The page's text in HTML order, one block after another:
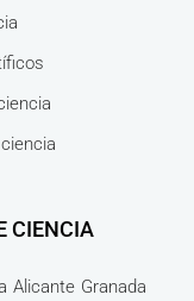
CIENCIA
Alicante Granada